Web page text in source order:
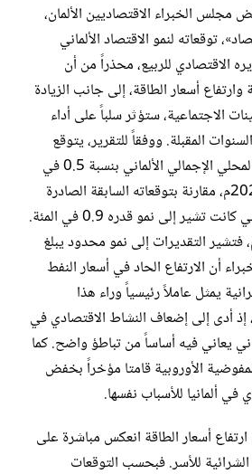
الخبراء الاقتصاديين الألمان،
توقعاته لنمو الاقتصاد الألماني
الاقتصادي للربيع، محذراً من أن
أسعار الطاقة، إلى جانب الزيادة
الاجتماعية، ستؤثر سلباً على أداء
المقبلة. ووفقاً للتقرير، يتوقع
المجلس أن ينمو الناتج المحلي الإجمالي الألماني بنسبة 0.5 في
المئة فقط خلال عام 2026م، مقارنة بتوقعاته السابقة الصادرة
في نوفمبر 2025م والتي كانت تشير إلى نمو قدره 0.9 في المئة.
بالنسبة لعام 2027م، فتشير التقديرات إلى نمو محدود يبلغ
أن الارتفاع الحاد في أسعار النفط
يمثل عاملاً رئيسياً وراء هذا
أدى إلى إضعاف النشاط الاقتصادي في
يعاني فيه أساساً من تباطؤ واضح. كما
الأوروبية قامتا مؤخراً بخفض
في ألمانيا للأسباب نفسها.
أسعار الطاقة انعكس مباشرة على
للأسر. فبحسب التوقعات